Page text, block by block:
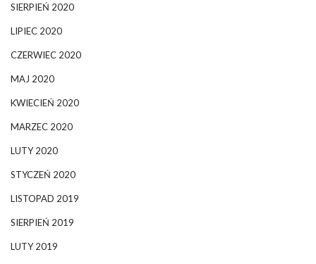
SIERPIEŃ 2020
LIPIEC 2020
CZERWIEC 2020
MAJ 2020
KWIECIEŃ 2020
MARZEC 2020
LUTY 2020
STYCZEŃ 2020
LISTOPAD 2019
SIERPIEŃ 2019
LUTY 2019